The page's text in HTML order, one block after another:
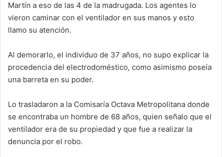
Martín a eso de las 4 de la madrugada. Los agentes lo
vieron caminar con el ventilador en sus manos y esto
llamo su atención.
Al demorarlo, el individuo de 37 años, no supo explicar la
procedencia del electrodoméstico, como asimismo poseía
una barreta en su poder.
Lo trasladaron a la Comisaría Octava Metropolitana donde
se encontraba un hombre de 68 años, quien señalo que el
ventilador era de su propiedad y que fue a realizar la
denuncia por el robo.